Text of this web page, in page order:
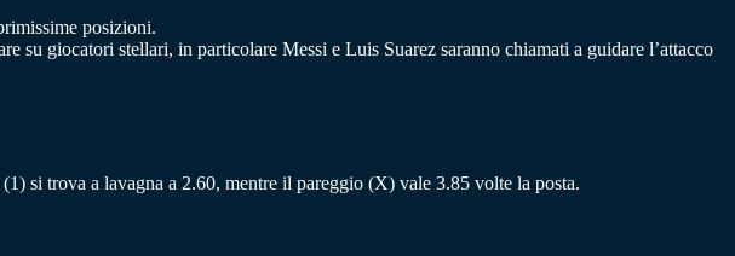
posizioni.
su giocatori stellari, in particolare Messi e Luis Suarez saranno chiamati a guidare l’attacco
si trova a lavagna a 2.60, mentre il pareggio (X) vale 3.85 volte la posta.